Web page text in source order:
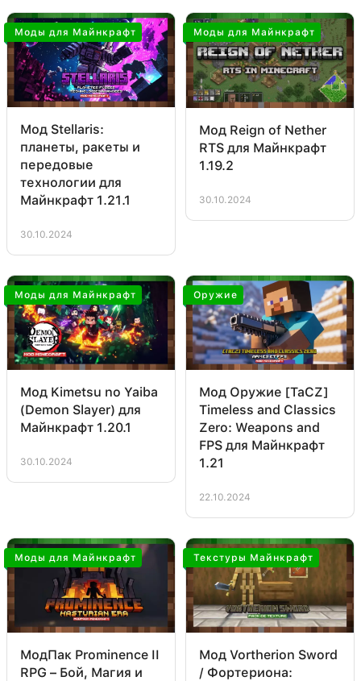
Моды для Майнкрафт
Мод Stellaris:
планеты, ракеты и
передовые
технологии для
Майнкрафт 1.21.1
30.10.2024
Моды для Майнкрафт
Мод Reign of Nether
RTS для Майнкрафт
1.19.2
30.10.2024
Моды для Майнкрафт
Мод Kimetsu no Yaiba
(Demon Slayer) для
Майнкрафт 1.20.1
30.10.2024
Оружие
Мод Оружие [TaCZ]
Timeless and Classics
Zero: Weapons and
FPS для Майнкрафт
1.21
22.10.2024
Моды для Майнкрафт
МодПак Prominence II
RPG – Бой, Магия и
Текстуры Майнкрафт
Мод Vortherion Sword
/ Фортериона: